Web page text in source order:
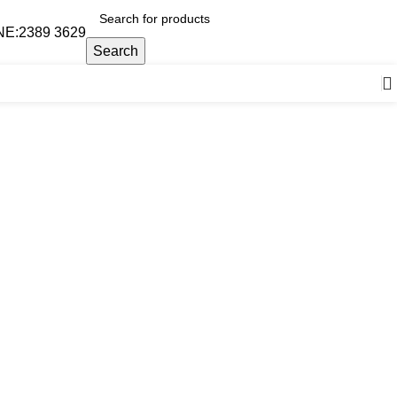
3629
Search